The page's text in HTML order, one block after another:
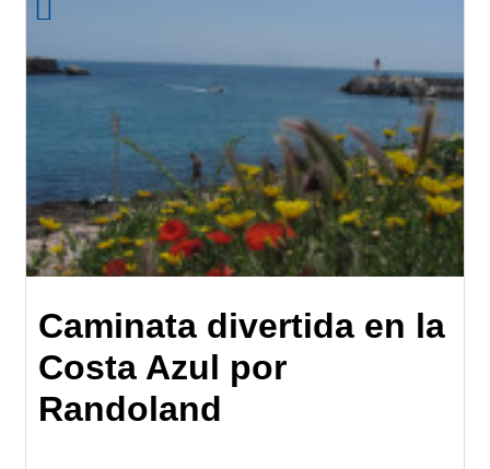
Caminata divertida en la
Costa Azul por
Randoland